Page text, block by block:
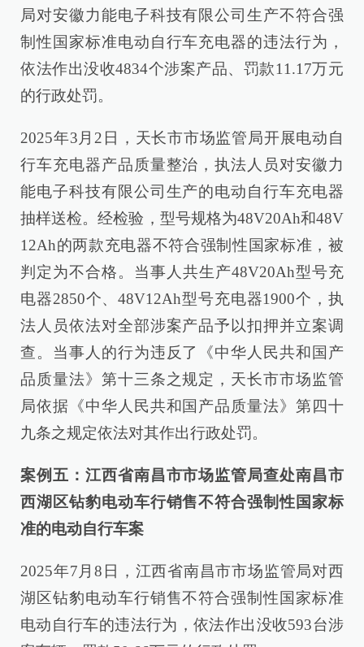
局对安徽力能电子科技有限公司生产不符合强
制性国家标准电动自行车充电器的违法行为，
依法作出没收4834个涉案产品、罚款11.17万元
的行政处罚。
2025年3月2日，天长市市场监管局开展电动自
行车充电器产品质量整治，执法人员对安徽力
能电子科技有限公司生产的电动自行车充电器
抽样送检。经检验，型号规格为48V20Ah和48V
12Ah的两款充电器不符合强制性国家标准，被
判定为不合格。当事人共生产48V20Ah型号充
电器2850个、48V12Ah型号充电器1900个，执
法人员依法对全部涉案产品予以扣押并立案调
查。当事人的行为违反了《中华人民共和国产
品质量法》第十三条之规定，天长市市场监管
局依据《中华人民共和国产品质量法》第四十
九条之规定依法对其作出行政处罚。
案例五：江西省南昌市市场监管局查处南昌市
西湖区钻豹电动车行销售不符合强制性国家标
准的电动自行车案
2025年7月8日，江西省南昌市市场监管局对西
湖区钻豹电动车行销售不符合强制性国家标准
电动自行车的违法行为，依法作出没收593台涉